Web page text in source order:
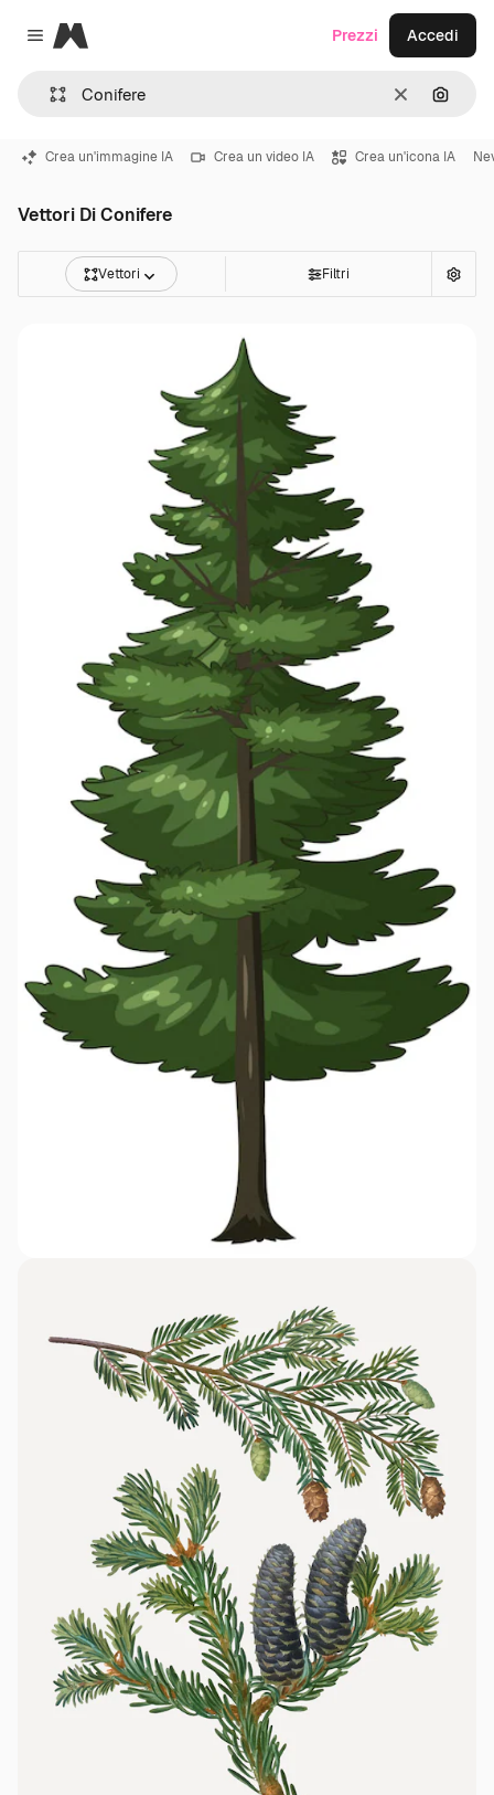
Close menu
Magnific
CancellaCerca
Prezzi Accedi
Crea un'immagine IA Crea un video IA Crea un'icona IA
Vettori Di Conifere
Vettori Filtri